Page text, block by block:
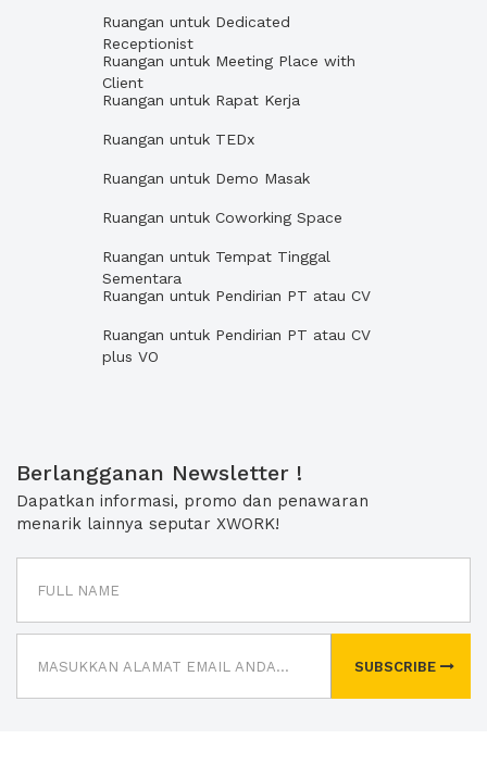
Ruangan untuk Dedicated
Receptionist
Ruangan untuk Meeting Place with
Client
Ruangan untuk Rapat Kerja
Ruangan untuk TEDx
Ruangan untuk Demo Masak
Ruangan untuk Coworking Space
Ruangan untuk Tempat Tinggal
Sementara
Ruangan untuk Pendirian PT atau CV
Ruangan untuk Pendirian PT atau CV
plus VO
Berlangganan Newsletter !
Dapatkan informasi, promo dan penawaran
menarik lainnya seputar XWORK!
SUBSCRIBE